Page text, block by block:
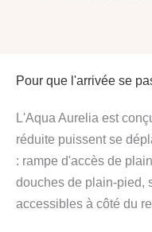
Pour que l'arrivée se
L'Aqua Aurelia est
réduite puissent se
: rampe d'accès de
douches de plain-pied,
accessibles à côté du